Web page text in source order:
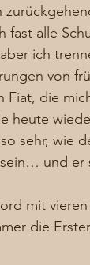
fast alle
ich
von
Fiat, die
heute
sehr, wie
und
mit
die